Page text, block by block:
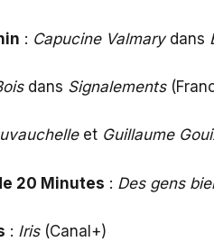
: Capucine Valmarydans
dans Signalements
et Guillaume
20 Minutes : Des gens
: Iris(Canal+)